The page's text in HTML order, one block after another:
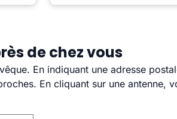
de chez vous
En indiquant une adresse
En cliquant sur une